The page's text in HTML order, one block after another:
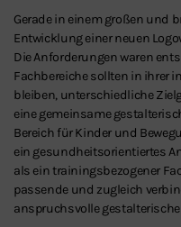
Gerade in einem großen und
Entwicklung einer neuen
Die Anforderungen waren
Fachbereiche sollten in ihrer
bleiben, unterschiedliche
eine gemeinsame
Bereich für Kinder und
ein gesundheitsorientiertes
als ein trainingsbezogener
passende und zugleich
anspruchsvolle